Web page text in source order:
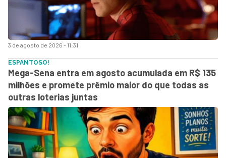
3 de agosto de 2026 - 11:31
ESPANTOSO!
Mega-Sena entra em agosto acumulada em R$ 135
milhões e promete prêmio maior do que todas as
outras loterias juntas